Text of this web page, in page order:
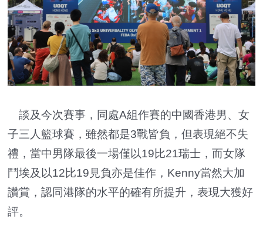
談及今次賽事，同處A組作賽的中國香港男、女
子三人籃球賽，雖然都是3戰皆負，但表現絕不失
禮，當中男隊最後一場僅以19比21瑞士，而女隊
鬥埃及以12比19見負亦是佳作，Kenny當然大加
讚賞，認同港隊的水平的確有所提升，表現大獲好
評。